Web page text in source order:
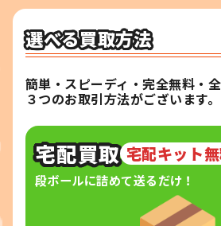
選べる買取方法
簡単・スピーディ・完全無料・
３つのお取引方法がございます。
宅配買取 宅配キット無
段ボールに詰めて送るだけ！